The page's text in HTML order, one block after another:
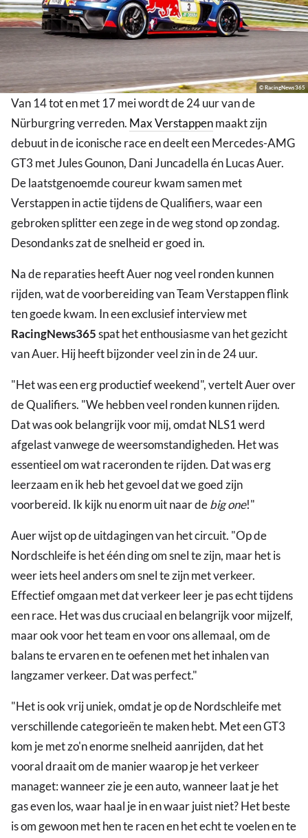
© RacingNews365
Van 14 tot en met 17 mei wordt de 24 uur van de
Nürburgring verreden. Max Verstappenmaakt zijn
debuut in de iconische race en deelt een Mercedes-AMG
GT3 met Jules Gounon, Dani Juncadella én Lucas Auer.
De laatstgenoemde coureur kwam samen met
Verstappen in actie tijdens de Qualifiers, waar een
gebroken splitter een zege in de weg stond op zondag.
Desondanks zat de snelheid er goed in.
Na de reparaties heeft Auer nog veel ronden kunnen
rijden, wat de voorbereiding van Team Verstappen flink
ten goede kwam. In een exclusief interview met
RacingNews365spat het enthousiasme van het gezicht
van Auer. Hij heeft bijzonder veel zin in de 24 uur.
"Het was een erg productief weekend", vertelt Auer over
de Qualifiers. "We hebben veel ronden kunnen rijden.
Dat was ook belangrijk voor mij, omdat NLS1 werd
afgelast vanwege de weersomstandigheden. Het was
essentieel om wat raceronden te rijden. Dat was erg
leerzaam en ik heb het gevoel dat we goed zijn
voorbereid. Ik kijk nu enorm uit naar debig one!"
Auer wijst op de uitdagingen van het circuit. "Op de
Nordschleife is het één ding om snel te zijn, maar het is
weer iets heel anders om snel te zijn met verkeer.
Effectief omgaan met dat verkeer leer je pas echt tijdens
een race. Het was dus cruciaal en belangrijk voor mijzelf,
maar ook voor het team en voor ons allemaal, om de
balans te ervaren en te oefenen met het inhalen van
langzamer verkeer. Dat was perfect."
"Het is ook vrij uniek, omdat je op de Nordschleife met
verschillende categorieën te maken hebt. Met een GT3
kom je met zo'n enorme snelheid aanrijden, dat het
vooral draait om de manier waarop je het verkeer
managet: wanneer zie je een auto, wanneer laat je het
gas even los, waar haal je in en waar juist niet? Het beste
is om gewoon met hen te racen en het echt te voelen en te